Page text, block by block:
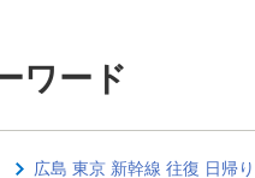
ワード
広島 東京 新幹線 往復 日帰り